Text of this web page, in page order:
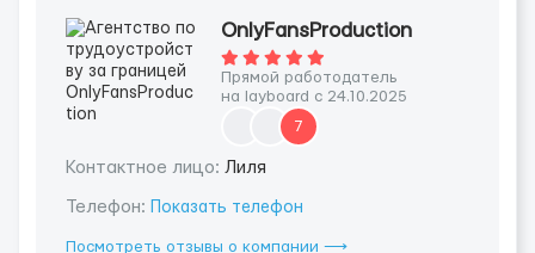
OnlyFansProduction
Прямой работодатель
на layboard с 24.10.2025
7
Контактное лицо: Лиля
Телефон: Показать телефон
Посмотреть отзывы о компании ⟶